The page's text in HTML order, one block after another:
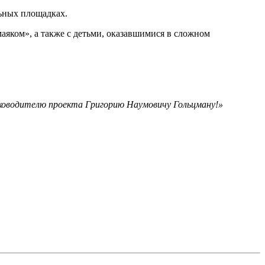
площадках.
а также с детьми, оказавшимися в сложном
проекта Григорию Наумовичу Гольцману!»